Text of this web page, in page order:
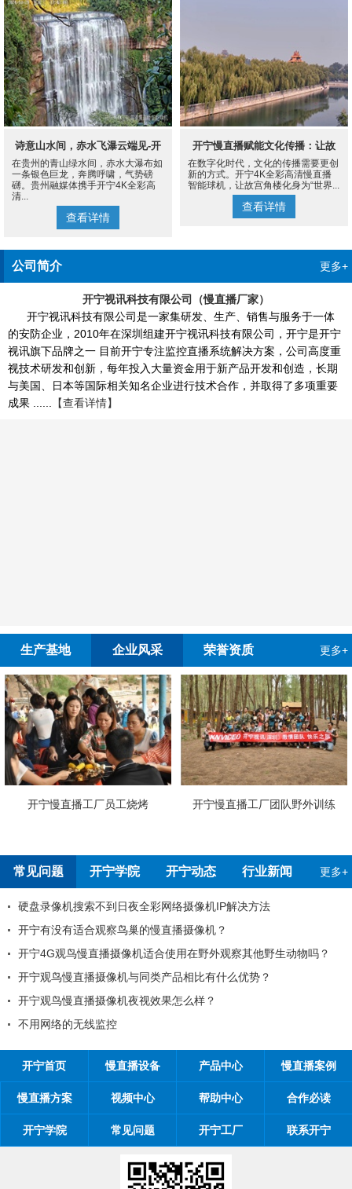
诗意山水间，赤水飞瀑云端见-开
宁4K慢直播摄像机
在贵州的青山绿水间，赤水大瀑布如
一条银色巨龙，奔腾呼啸，气势磅
礴。贵州融媒体携手开宁4K全彩高
清...
查看详情
开宁慢直播赋能文化传播：让故
宫角楼成为世界的文化客厅
在数字化时代，文化的传播需要更创
新的方式。开宁4K全彩高清慢直播
智能球机，让故宫角楼化身为“世界...
查看详情
公司简介 更多+
开宁视讯科技有限公司（慢直播厂家）
开宁视讯科技有限公司是一家集研发、生产、销售与服务于一体
的安防企业，2010年在深圳组建开宁视讯科技有限公司，开宁是开宁
视讯旗下品牌之一 目前开宁专注监控直播系统解决方案，公司高度重
视技术研发和创新，每年投入大量资金用于新产品开发和创造，长期
与美国、日本等国际相关知名企业进行技术合作，并取得了多项重要
成果 ......
【查看详情】
生产基地 企业风采 荣誉资质 更多+
开宁慢直播工厂员工烧烤 开宁慢直播工厂团队野外训练
常见问题 开宁学院 开宁动态 行业新闻 更多+
硬盘录像机搜索不到日夜全彩网络摄像机IP解决方法
开宁有没有适合观察鸟巢的慢直播摄像机？
开宁4G观鸟慢直播摄像机适合使用在野外观察其他野生动物吗？
开宁观鸟慢直播摄像机与同类产品相比有什么优势？
开宁观鸟慢直播摄像机夜视效果怎么样？
不用网络的无线监控
开宁首页 慢直播设备 产品中心 慢直播案例
慢直播方案 视频中心 帮助中心 合作必读
开宁学院 常见问题 开宁工厂 联系开宁